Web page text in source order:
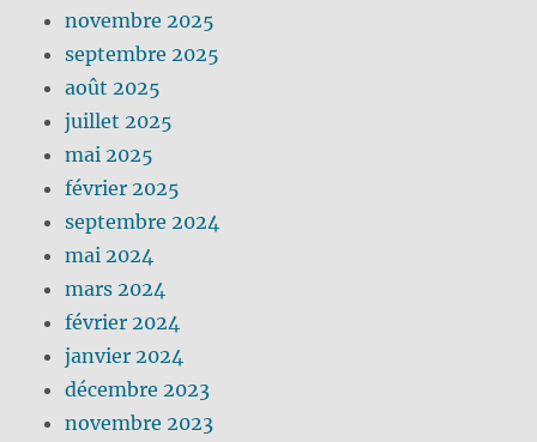
novembre 2025
septembre 2025
août 2025
juillet 2025
mai 2025
février 2025
septembre 2024
mai 2024
mars 2024
février 2024
janvier 2024
décembre 2023
novembre 2023